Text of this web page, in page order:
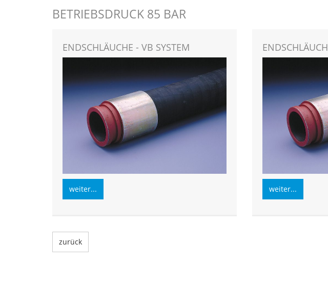
BETRIEBSDRUCK 85 BAR
ENDSCHLÄUCHE - VB SYSTEM
weiter... weiter...
zurück